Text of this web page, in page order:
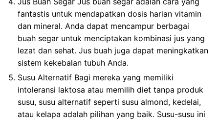
fantastis untuk mendapatkan dosis harian vitamin
dan mineral. Anda dapat mencampur berbagai
buah segar untuk menciptakan kombinasi jus yang
lezat dan sehat. Jus buah juga dapat meningkatkan
sistem kekebalan tubuh Anda.
Susu Alternatif Bagi mereka yang memiliki
intoleransi laktosa atau memilih diet tanpa produk
susu, susu alternatif seperti susu almond, kedelai,
atau kelapa adalah pilihan yang baik. Susu-susu ini